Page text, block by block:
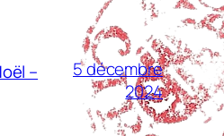
–
5 décembre
2024